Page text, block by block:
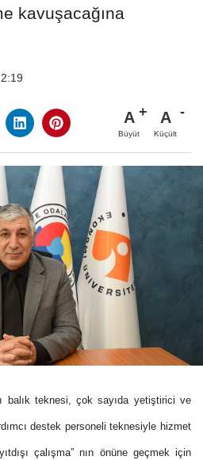
kavuşacağına
A
Büyüt
A
Küçült
balık teknesi, çok sayıda yetiştirici ve
destek personeli teknesiyle hizmet
çalışma” nın önüne geçmek için